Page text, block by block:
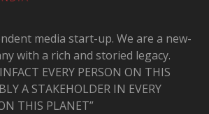
media start-up. We are a new-
with a rich and storied legacy.
EVERY PERSON ON THIS
A STAKEHOLDER IN EVERY
THIS PLANET”